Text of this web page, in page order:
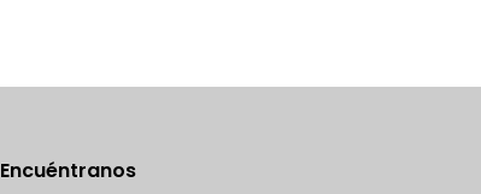
Encuéntranos